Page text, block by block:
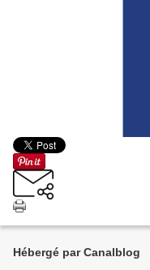
Hébergé par Canalblog